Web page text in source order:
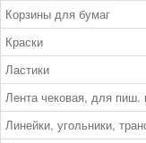
Корзины для бумаг
Краски
Ластики
Лента чековая, для
Линейки, угольники,